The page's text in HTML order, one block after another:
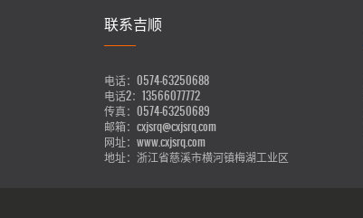
联系吉顺
电话： 0574-63250688
电话2： 13566077772
传真： 0574-63250689
邮箱： cxjsrq@cxjsrq.com
网址： www.cxjsrq.com
地址： 浙江省慈溪市横河镇梅湖工业区